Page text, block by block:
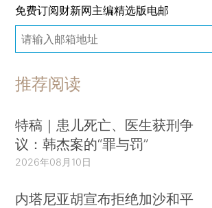
免费订阅财新网主编精选版电邮
推荐阅读
特稿｜患儿死亡、医生获刑争
议：韩杰案的“罪与罚”
2026年08月10日
内塔尼亚胡宣布拒绝加沙和平